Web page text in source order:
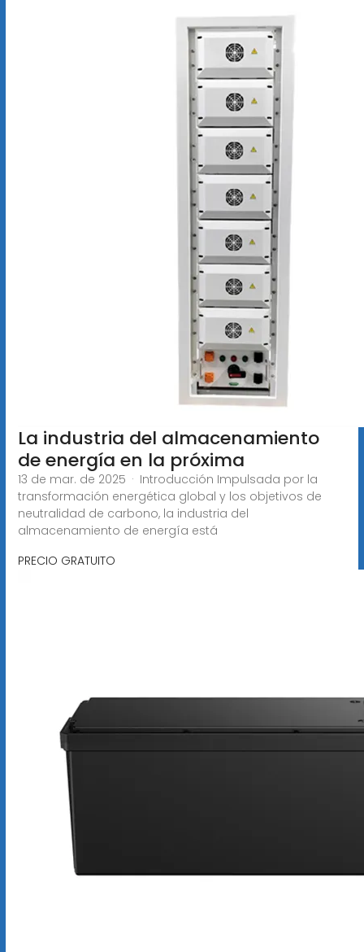
La industria del almacenamiento
de energía en la próxima
13 de mar. de 2025 · Introducción Impulsada por la
transformación energética global y los objetivos de
neutralidad de carbono, la industria del
almacenamiento de energía está
PRECIO GRATUITO